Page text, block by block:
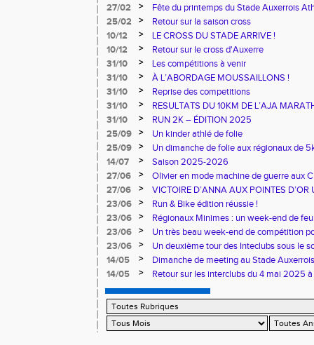
27/02 >
Fête du printemps du Stade Auxerrois
25/02
>
Retour sur la saison cross
10/12
>
LE CROSS DU STADE ARRIVE !
10/12
>
Retour sur le cross d'Auxerre
31/10
>
Les compétitions à venir
31/10
>
À L’ABORDAGE MOUSSAILLONS !
31/10
>
Reprise des competitions
31/10
>
RESULTATS DU 10KM DE L’AJA
31/10
>
RUN 2K – ÉDITION 2025
25/09
>
Un kinder athlé de folie
25/09
>
Un dimanche de folie aux régionaux de
14/07
>
Saison 2025-2026
27/06
>
Olivier en mode machine de guerre aux
Master
27/06 >
VICTOIRE D’ANNA AUX POINTES D’OR
23/06
>
Run & Bike édition réussie !
23/06
>
Régionaux Minimes : un week-end de
23/06
>
Un très beau week-end de compétition
23/06
>
Un deuxième tour des Inteclubs sous le
14/05
>
Dimanche de meeting au Stade Auxerrois
14/05
> Retour sur les interclubs du 4 mai 2025